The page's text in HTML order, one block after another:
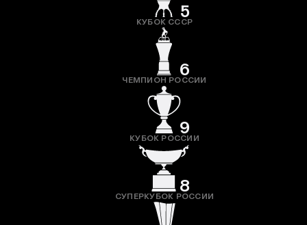
5
КУБОК СССР
6
ЧЕМПИОН РОССИИ
9
КУБОК РОССИИ
8
СУПЕРКУБОК РОССИИ